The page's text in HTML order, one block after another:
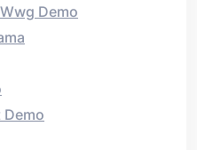
Demo
Demo